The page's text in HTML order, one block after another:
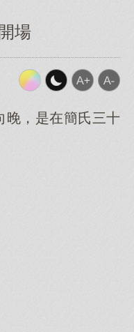
場
晚，是在簡氏三十